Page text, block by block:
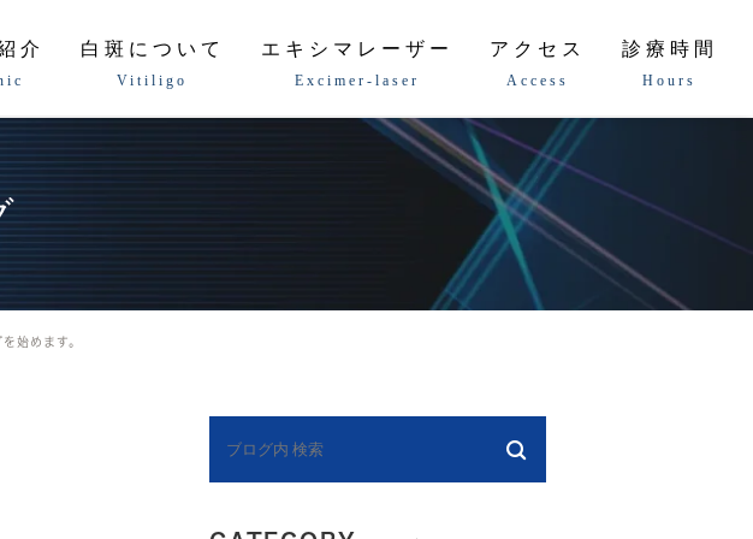
介 白斑について
Vitiligo
エキシマレーザー
Excimer-laser
アクセス
Access
診療時間
Hours
始めます。